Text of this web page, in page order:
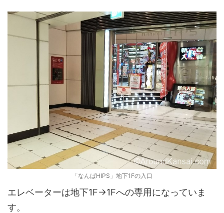
「なんばHIPS」地下1Fの入口
エレベーターは地下1F→1Fへの専用になっていま
す。